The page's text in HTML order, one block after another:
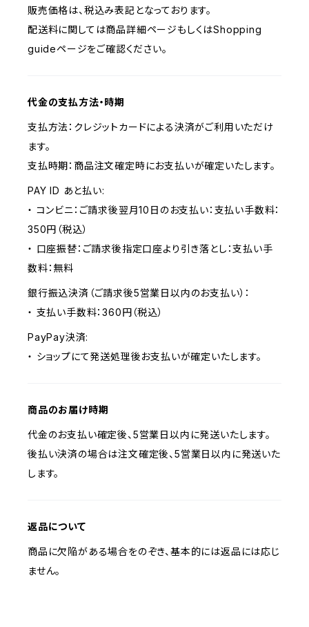
販売価格は、税込み表記となっております。
配送料に関しては商品詳細ページもしくはShopping
guideページをご確認ください。
代金の支払方法・時期
支払方法：クレジットカードによる決済がご利用いただけ
ます。
支払時期：商品注文確定時にお支払いが確定いたします。
PAY ID あと払い:
・ コンビニ：ご請求後翌月10日のお支払い：支払い手数料：
350円（税込）
・ 口座振替：ご請求後指定口座より引き落とし：支払い手
数料：無料
銀行振込決済（ご請求後5営業日以内のお支払い）：
・ 支払い手数料：360円（税込）
PayPay決済:
・ ショップにて発送処理後お支払いが確定いたします。
商品のお届け時期
代金のお支払い確定後、5営業日以内に発送いたします。
後払い決済の場合は注文確定後、5営業日以内に発送いた
します。
返品について
商品に欠陥がある場合をのぞき、基本的には返品には応じ
ません。